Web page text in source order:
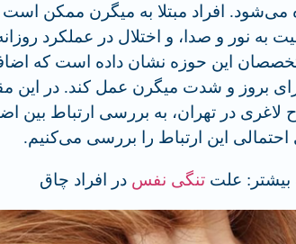
می‌شود. افراد مبتلا به میگرن ممکن است
به نور و صدا، و اختلال در عملکرد
این حوزه نشان داده است که
بروز و شدت میگرن عمل کند. در این
لاغری در تهران، به بررسی ارتباط بین
این ارتباط را بررسی می‌کنیم.
بیشتر: علت تنگی نفس در افراد چاق